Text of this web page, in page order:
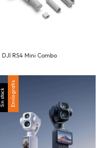
DJI RS4 Mini Combo
Sin stock Envío gratis